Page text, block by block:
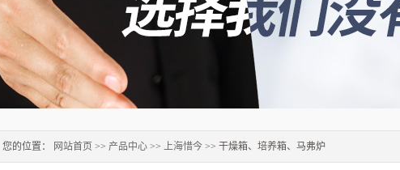
您的位置： 网站首页 >> 产品中心 >> 上海惜今 >> 干燥箱、培养箱、马弗炉